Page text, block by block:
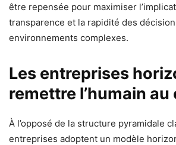
être repensée pour maximiser
transparence et la rapidité des
environnements complexes.
Les entreprises
remettre l’humain au
À l’opposé de la structure pyramidale
entreprises adoptent un modèle